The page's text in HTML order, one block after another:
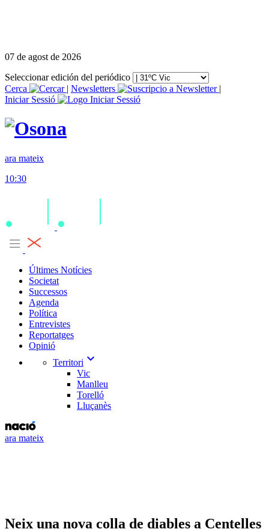
07 de agost de 2026
Seleccionar edición del periódico
Cerca
| Newsletters
|
Iniciar Sessió
ara mateix
10:30
Últimes Notícies
Societat
Successos
Agenda
Política
Entrevistes
Reportatges
Opinió
Territori expand_more
Vic
Manlleu
Torelló
Lluçanès
ara mateix
Neix una nova colla de diables a Centelles